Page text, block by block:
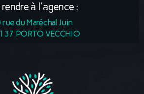
rendre à l'agence :
rue du Maréchal Juin
PORTO VECCHIO